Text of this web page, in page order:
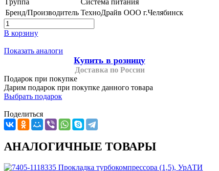
Бренд/Производитель ТехноДрайв ООО г.Челябинск
В корзину
Показать аналоги
Купить в розницу
Доставка по России
Подарок при покупке
Дарим подарок при покупке данного товара
Выбрать подарок
Поделиться
АНАЛОГИЧНЫЕ ТОВАРЫ